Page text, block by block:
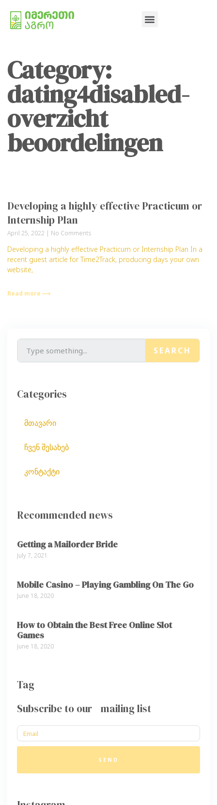
Category:
dating4disabled-
overzicht
beoordelingen
Developing a highly effective Practicum or
Internship Plan
April 25, 2022 No Comments
Developing a highly effective Practicum or Internship Plan In a
recent guest article for Time2Track, producing days your own
website,
Read more ⟶
SEARCH
Categories
მთავარი
ჩვენ შესახებ
კონტაქტი
Recommended news
Getting a Mailorder Bride
July 7, 2021
Mobile Casino – Playing Gambling On The Go
June 18, 2020
How to Obtain the Best Free Online Slot
Games
June 18, 2020
Tag
Subscribe to our mailing list
SEND